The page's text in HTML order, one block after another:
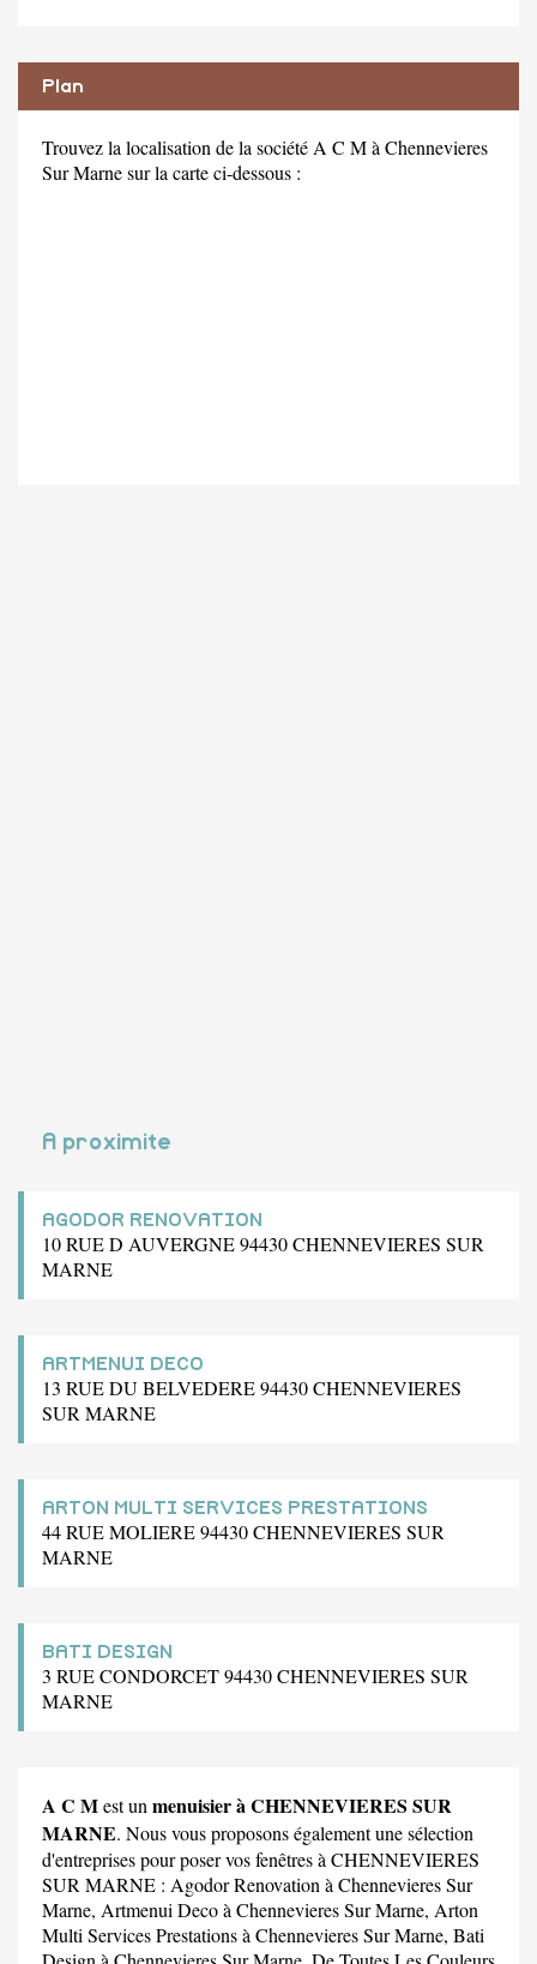
Plan
Trouvez la localisation de la société A C M à Chennevieres
Sur Marne sur la carte ci-dessous :
A proximite
AGODOR RENOVATION
10 RUE D AUVERGNE 94430 CHENNEVIERES SUR
MARNE
ARTMENUI DECO
13 RUE DU BELVEDERE 94430 CHENNEVIERES
SUR MARNE
ARTON MULTI SERVICES PRESTATIONS
44 RUE MOLIERE 94430 CHENNEVIERES SUR
MARNE
BATI DESIGN
3 RUE CONDORCET 94430 CHENNEVIERES SUR
MARNE
A C Mest un menuisier à CHENNEVIERES SUR
MARNE. Nous vous proposons également une sélection
d'entreprises pour poser vos fenêtres à CHENNEVIERES
SUR MARNE : Agodor Renovation à Chennevieres Sur
Marne, Artmenui Decoà Chennevieres Sur Marne, Arton
Multi Services Prestationsà Chennevieres Sur Marne, Bati